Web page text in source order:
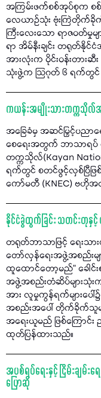
အကြမ်းဖက်စစ်အုပ်စုက စ
လေယာဉ်သုံး ဗုံးကြဲတိုက်ခို
ကြီးလေးသော ရာဇဝတ်မှုမ
ရာ အိမ်နီးချင်း တရုတ်နိုင်ငံ
အားလုံးက ဝိုင်းဝန်းတားဆီ
သုံးဖွဲ့က သြဂုတ် ၆ ရက်တွ
ကယန်းအမျိုးသားတက္ကသိုလ်အ
အခြေခံမှ အဆင်မြှင့်ပညာ
စေရေးအတွက် ဘာသာရပ် ခ
တက္ကသိုလ်(Kayan
ရက်တွင် စတင်ဖွင့်လှစ်ပြီဖြစ်
ကော်မတီ (KNEC) ဗ
နိုင်ငံခွဲထွက်ခြင်း သတင်းတုနှ
တရုတ်ဘာသာဖြင့် ရေးသ
တော်လှန်ရေးအဖွဲ့အစည်းမ
ထူထောင်တော့မည်" ခေါင်းစ
အဖွဲ့အစည်းတံဆိပ်များသုံး
အား လူမှုကွန်ရက်များပေါ်
အစည်းအပေါ် တိုက်ခိုက်သူမျ
အရေးယူမည် ဖြစ်ကြော
ထုတ်ပြန်ထားသည်။
အပစ်ရပ်ရေးနှင့် ငြိမ်းချမ်
ပြောဆို